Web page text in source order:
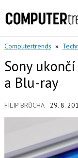
Computertrends »
Sony
a Blu-ray
FILIP BRŮCHA 29. 8.